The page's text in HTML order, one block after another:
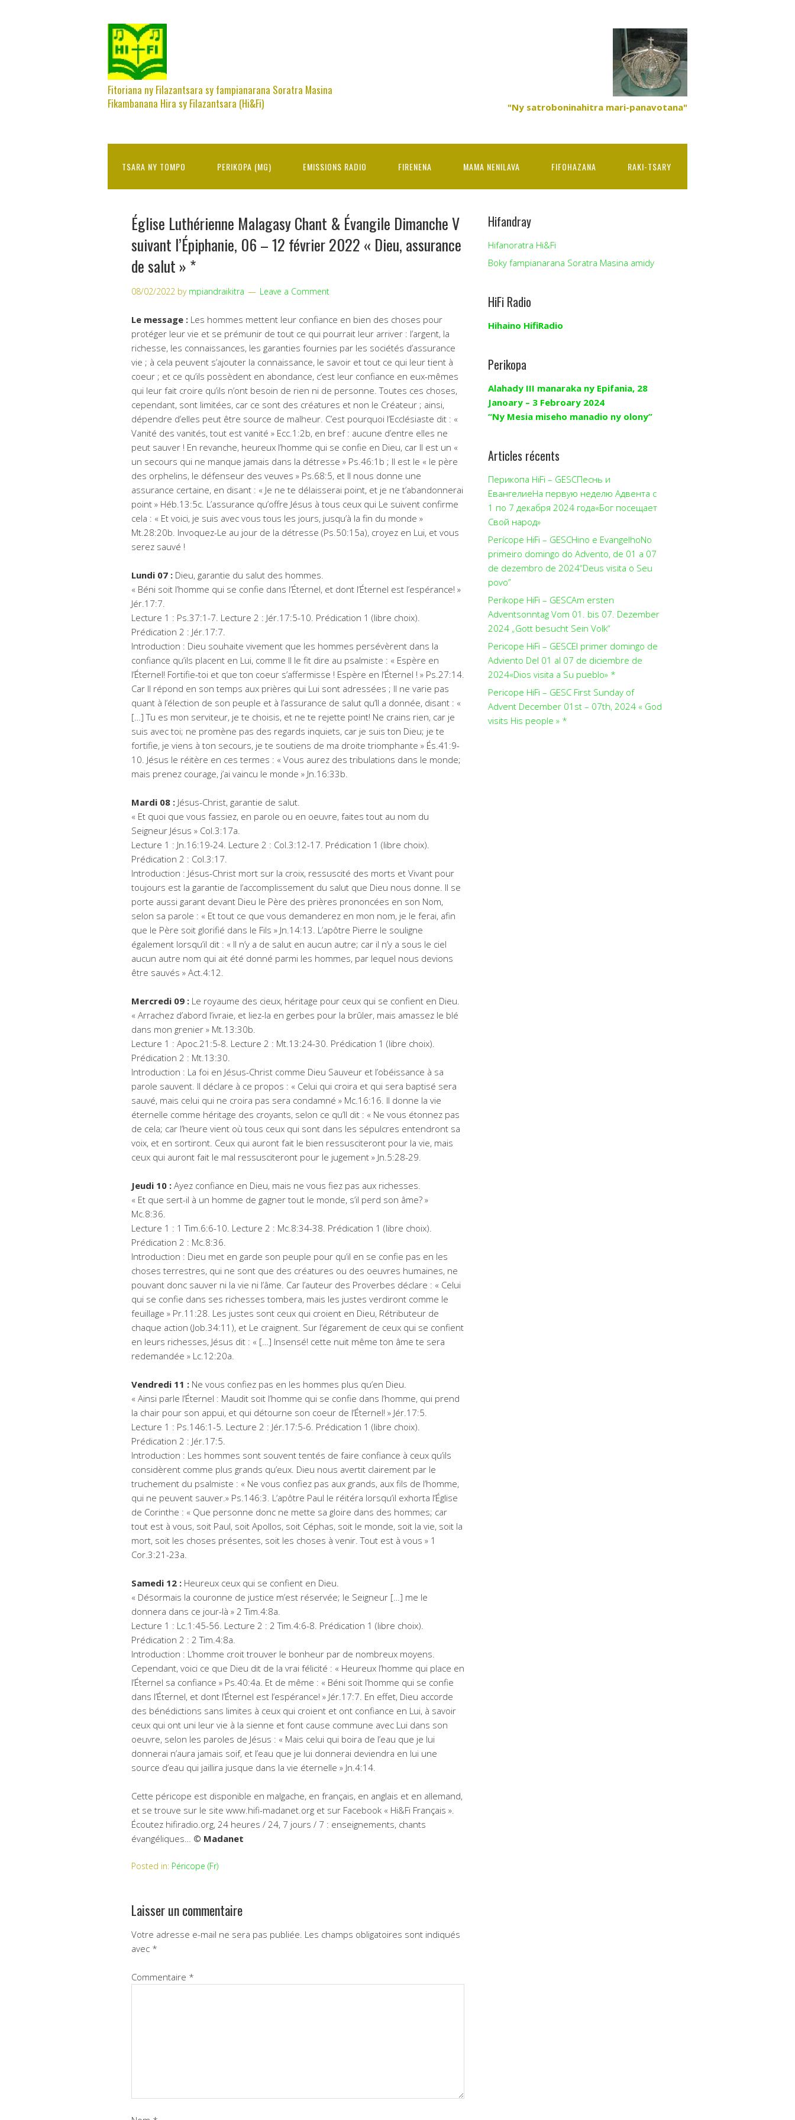
Fitoriana ny Filazantsara sy fampianarana Soratra Masina
Fikambanana Hira sy Filazantsara (Hi&Fi)
"Ny satroboninahitra mari-panavotana"
TSARA NY TOMPO PERIKOPA (MG) EMISSIONS RADIO FIRENENA MAMA NENILAVA FIFOHAZANA RAKI-TSARY
Église Luthérienne Malagasy Chant & Évangile Dimanche V
suivant l’Épiphanie, 06 – 12 février 2022 « Dieu, assurance
de salut » *
08/02/2022 by mpiandraikitra Leave a Comment
Le message : Les hommes mettent leur confiance en bien des choses pour
protéger leur vie et se prémunir de tout ce qui pourrait leur arriver : l’argent, la
richesse, les connaissances, les garanties fournies par les sociétés d’assurance
vie ; à cela peuvent s’ajouter la connaissance, le savoir et tout ce qui leur tient à
coeur ; et ce qu’ils possèdent en abondance, c’est leur confiance en eux-mêmes
qui leur fait croire qu’ils n’ont besoin de rien ni de personne. Toutes ces choses,
cependant, sont limitées, car ce sont des créatures et non le Créateur ; ainsi,
dépendre d’elles peut être source de malheur. C’est pourquoi l’Ecclésiaste dit : «
Vanité des vanités, tout est vanité » Ecc.1:2b, en bref : aucune d’entre elles ne
peut sauver ! En revanche, heureux l’homme qui se confie en Dieu, car Il est un «
un secours qui ne manque jamais dans la détresse » Ps.46:1b ; Il est le « le père
des orphelins, le défenseur des veuves » Ps.68:5, et Il nous donne une
assurance certaine, en disant : « Je ne te délaisserai point, et je ne t’abandonnerai
point » Héb.13:5c. L’assurance qu’offre Jésus à tous ceux qui Le suivent confirme
cela : « Et voici, je suis avec vous tous les jours, jusqu’à la fin du monde »
Mt.28:20b. Invoquez-Le au jour de la détresse (Ps.50:15a), croyez en Lui, et vous
serez sauvé !
Lundi 07 : Dieu, garantie du salut des hommes.
« Béni soit l’homme qui se confie dans l’Éternel, et dont l’Éternel est l’espérance! »
Jér.17:7.
Lecture 1 : Ps.37:1-7. Lecture 2 : Jér.17:5-10. Prédication 1 (libre choix).
Prédication 2 : Jér.17:7.
Introduction : Dieu souhaite vivement que les hommes persévèrent dans la
confiance qu’ils placent en Lui, comme Il le fit dire au psalmiste : « Espère en
l’Éternel! Fortifie-toi et que ton coeur s’affermisse ! Espère en l’Éternel ! » Ps.27:14.
Car Il répond en son temps aux prières qui Lui sont adressées ; Il ne varie pas
quant à l’élection de son peuple et à l’assurance de salut qu’Il a donnée, disant : «
[…] Tu es mon serviteur, je te choisis, et ne te rejette point! Ne crains rien, car je
suis avec toi; ne promène pas des regards inquiets, car je suis ton Dieu; je te
fortifie, je viens à ton secours, je te soutiens de ma droite triomphante » És.41:9-
10. Jésus le réitère en ces termes : « Vous aurez des tribulations dans le monde;
mais prenez courage, j’ai vaincu le monde » Jn.16:33b.
Mardi 08 : Jésus-Christ, garantie de salut.
« Et quoi que vous fassiez, en parole ou en oeuvre, faites tout au nom du
Seigneur Jésus » Col.3:17a.
Lecture 1 : Jn.16:19-24. Lecture 2 : Col.3:12-17. Prédication 1 (libre choix).
Prédication 2 : Col.3:17.
Introduction : Jésus-Christ mort sur la croix, ressuscité des morts et Vivant pour
toujours est la garantie de l’accomplissement du salut que Dieu nous donne. Il se
porte aussi garant devant Dieu le Père des prières prononcées en son Nom,
selon sa parole : « Et tout ce que vous demanderez en mon nom, je le ferai, afin
que le Père soit glorifié dans le Fils » Jn.14:13. L’apôtre Pierre le souligne
également lorsqu’il dit : « Il n’y a de salut en aucun autre; car il n’y a sous le ciel
aucun autre nom qui ait été donné parmi les hommes, par lequel nous devions
être sauvés » Act.4:12.
Mercredi 09 : Le royaume des cieux, héritage pour ceux qui se confient en Dieu.
« Arrachez d’abord l’ivraie, et liez-la en gerbes pour la brûler, mais amassez le blé
dans mon grenier » Mt.13:30b.
Lecture 1 : Apoc.21:5-8. Lecture 2 : Mt.13:24-30. Prédication 1 (libre choix).
Prédication 2 : Mt.13:30.
Introduction : La foi en Jésus-Christ comme Dieu Sauveur et l’obéissance à sa
parole sauvent. Il déclare à ce propos : « Celui qui croira et qui sera baptisé sera
sauvé, mais celui qui ne croira pas sera condamné » Mc.16:16. Il donne la vie
éternelle comme héritage des croyants, selon ce qu’Il dit : « Ne vous étonnez pas
de cela; car l’heure vient où tous ceux qui sont dans les sépulcres entendront sa
voix, et en sortiront. Ceux qui auront fait le bien ressusciteront pour la vie, mais
ceux qui auront fait le mal ressusciteront pour le jugement » Jn.5:28-29.
Jeudi 10 : Ayez confiance en Dieu, mais ne vous fiez pas aux richesses.
« Et que sert-il à un homme de gagner tout le monde, s’il perd son âme? »
Mc.8:36.
Lecture 1 : 1 Tim.6:6-10. Lecture 2 : Mc.8:34-38. Prédication 1 (libre choix).
Prédication 2 : Mc.8:36.
Introduction : Dieu met en garde son peuple pour qu’il en se confie pas en les
choses terrestres, qui ne sont que des créatures ou des oeuvres humaines, ne
pouvant donc sauver ni la vie ni l’âme. Car l’auteur des Proverbes déclare : « Celui
qui se confie dans ses richesses tombera, mais les justes verdiront comme le
feuillage » Pr.11:28. Les justes sont ceux qui croient en Dieu, Rétributeur de
chaque action (Job.34:11), et Le craignent. Sur l’égarement de ceux qui se confient
en leurs richesses, Jésus dit : « […] Insensé! cette nuit même ton âme te sera
redemandée » Lc.12:20a.
Vendredi 11 : Ne vous confiez pas en les hommes plus qu’en Dieu.
« Ainsi parle l’Éternel : Maudit soit l’homme qui se confie dans l’homme, qui prend
la chair pour son appui, et qui détourne son coeur de l’Éternel! » Jér.17:5.
Lecture 1 : Ps.146:1-5. Lecture 2 : Jér.17:5-6. Prédication 1 (libre choix).
Prédication 2 : Jér.17:5.
Introduction : Les hommes sont souvent tentés de faire confiance à ceux qu’ils
considèrent comme plus grands qu’eux. Dieu nous avertit clairement par le
truchement du psalmiste : « Ne vous confiez pas aux grands, aux fils de l’homme,
qui ne peuvent sauver.» Ps.146:3. L’apôtre Paul le réitéra lorsqu’il exhorta l’Église
de Corinthe : « Que personne donc ne mette sa gloire dans des hommes; car
tout est à vous, soit Paul, soit Apollos, soit Céphas, soit le monde, soit la vie, soit la
mort, soit les choses présentes, soit les choses à venir. Tout est à vous » 1
Cor.3:21-23a.
Samedi 12 : Heureux ceux qui se confient en Dieu.
« Désormais la couronne de justice m’est réservée; le Seigneur […] me le
donnera dans ce jour-là » 2 Tim.4:8a.
Lecture 1 : Lc.1:45-56. Lecture 2 : 2 Tim.4:6-8. Prédication 1 (libre choix).
Prédication 2 : 2 Tim.4:8a.
Introduction : L’homme croit trouver le bonheur par de nombreux moyens.
Cependant, voici ce que Dieu dit de la vrai félicité : « Heureux l’homme qui place en
l’Éternel sa confiance » Ps.40:4a. Et de même : « Béni soit l’homme qui se confie
dans l’Éternel, et dont l’Éternel est l’espérance! » Jér.17:7. En effet, Dieu accorde
des bénédictions sans limites à ceux qui croient et ont confiance en Lui, à savoir
ceux qui ont uni leur vie à la sienne et font cause commune avec Lui dans son
oeuvre, selon les paroles de Jésus : « Mais celui qui boira de l’eau que je lui
donnerai n’aura jamais soif, et l’eau que je lui donnerai deviendra en lui une
source d’eau qui jaillira jusque dans la vie éternelle » Jn.4:14.
Cette péricope est disponible en malgache, en français, en anglais et en allemand,
et se trouve sur le site www.hifi-madanet.org et sur Facebook « Hi&Fi Français ».
Écoutez hifiradio.org, 24 heures / 24, 7 jours / 7 : enseignements, chants
évangéliques… © Madanet
Posted in: Péricope (Fr)
Laisser un commentaire
Votre adresse e-mail ne sera pas publiée. Les champs obligatoires sont indiqués
avec *
Commentaire *
Hifandray
Hifanoratra Hi&Fi
Boky fampianarana Soratra Masina amidy
HiFi Radio
Hihaino HifiRadio
Perikopa
Alahady III manaraka ny Epifania, 28
Janoary – 3 Febroary 2024
“Ny Mesia miseho manadio ny olony”
Articles récents
Перикопа HiFi – GESCПеснь и
ЕвангелиеНа первую неделю Адвента с
1 по 7 декабря 2024 года«Бог посещает
Свой народ»
Perícope HiFi – GESCHino e EvangelhoNo
primeiro domingo do Advento, de 01 a 07
de dezembro de 2024“Deus visita o Seu
povo”
Perikope HiFi – GESCAm ersten
Adventsonntag Vom 01. bis 07. Dezember
2024 „Gott besucht Sein Volk“
Pericope HiFi – GESCEl primer domingo de
Adviento Del 01 al 07 de diciembre de
2024«Dios visita a Su pueblo» *
Pericope HiFi – GESC First Sunday of
Advent December 01st – 07th, 2024 « God
visits His people » *